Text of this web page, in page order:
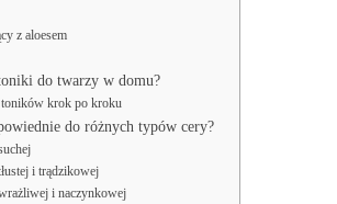
z aloesem
do twarzy w domu?
krok po kroku
do różnych typów cery?
i trądzikowej
i naczynkowej